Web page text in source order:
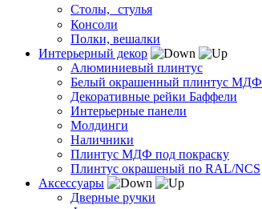
Столы, стулья
Консоли
Полки, вешалки
Интерьерный декор
Алюминиевый плинтус
Белый окрашенный плинтус МДФ
Декоративные рейки Баффели
Интерьерные панели
Молдинги
Наличники
Плинтус МДФ под покраску
Плинтус окрашеный по RAL/NCS
Аксессуары
Дверные ручки